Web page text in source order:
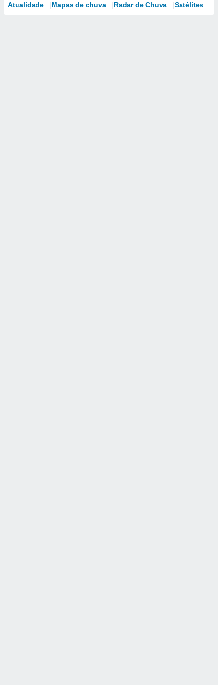
Atualidade Mapas de chuva Radar de Chuva Satélites